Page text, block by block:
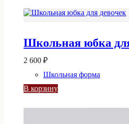
Школьная юбка
2 600 ₽
Школьная форма
В корзину